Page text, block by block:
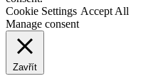
Cookie Settings Accept All
Manage consent
Zavřít